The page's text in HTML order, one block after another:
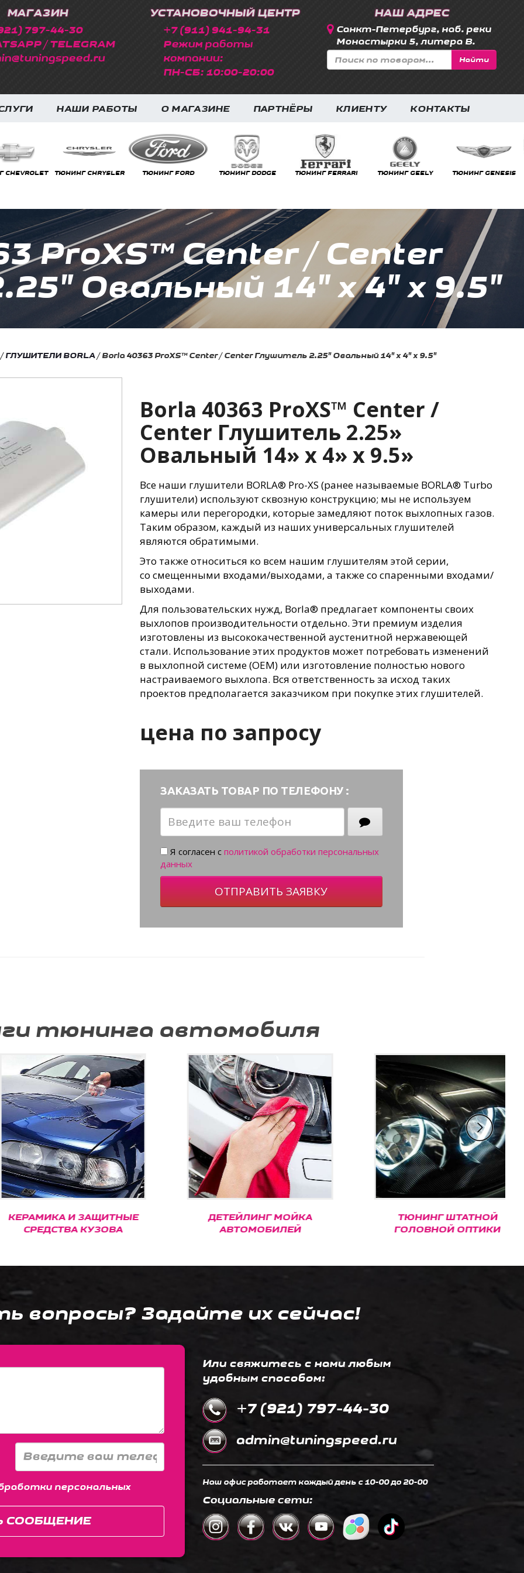
МАГАЗИН
797-44-30
/ TELEGRAM
УСТАНОВОЧНЫЙ ЦЕНТР
+7 (911) 941-94-31
Режим работы
компании:
ПН-СБ: 10:00-20:00
НАШ АДРЕС
Санкт-Петербург, наб. реки
Монастырки 5, литера В.
Найти
НАШИ РАБОТЫ О МАГАЗИНЕ ПАРТНЁРЫ КЛИЕНТУ КОНТАКТЫ
CHRYSLER ТЮНИНГ FORD ТЮНИНГ DODGE ТЮНИНГ FERRARI ТЮНИНГ GEELY ТЮНИНГ GENESIS ТЮНИНГ GMC
ProXS™ Center / Center
Овальный 14" x 4" x 9.5"
/ГЛУШИТЕЛИ BORLA/Borla 40363 ProXS™ Center / Center Глушитель 2.25" Овальный 14" x 4" x 9.5"
Borla 40363 ProXS™ Center /
Center Глушитель 2.25»
Овальный 14» x 4» x 9.5»
Все наши глушители BORLA® Pro-XS (ранееназываемые BORLA® Turbo
глушители) используют сквозную конструкцию; мы не используем
камеры или перегородки, которые замедляют поток выхлопных газов.
Таким образом, каждый из наших универсальных глушителей
являются обратимыми.
Это также относиться ко всем нашим глушителям этой серии,
со смещенными входами/выходами, а также со спаренными входами/
выходами.
Для пользовательских нужд, Borla® предлагает компоненты своих
выхлопов производительности отдельно. Эти премиум изделия
изготовлены из высококачественной аустенитной нержавеющей
стали. Использование этих продуктов может потребовать изменений
в выхлопной системе(OEM) или изготовление полностью нового
настраиваемого выхлопа. Вся ответственность за исход таких
проектов предполагается заказчиком при покупке этих глушителей.
цена по запросу
ЗАКАЗАТЬ ТОВАР ПО ТЕЛЕФОНУ :
Я согласен с политикой обработки персональных
данных
ОТПРАВИТЬ ЗАЯВКУ
тюнинга автомобиля
И ЗАЩИТНЫЕ
КУЗОВА
ДЕТЕЙЛИНГ МОЙКА
АВТОМОБИЛЕЙ
ТЮНИНГ ШТАТНОЙ
ГОЛОВНОЙ ОПТИКИ
вопросы? Задайте их сейчас!
персональных
СООБЩЕНИЕ
Или свяжитесь с нами любым
удобным способом:
+7 (921) 797-44-30
admin@tuningspeed.ru
Наш офис работает каждый день c 10-00 до 20-00
Социальные сети: